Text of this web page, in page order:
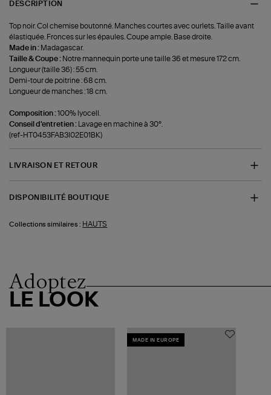
DESCRIPTION
Top noir. Col chemise boutonné. Manches courtes avec ourlets. Taille avant
élastiquée. Fronces sur les épaules. Coupe ample. Base droite.
Made in : Madagascar.
Taille & Coupe : Notre mannequin porte une taille 36 et mesure 172 cm.
Longueur (taille 36) : 55 cm.
Demi-tour de poitrine : 68 cm.
Longueur de manches : 18 cm.
Composition :100% lyocell.
Conseil d'entretien :
Lavage en machine à 30°.
(ref-HT0453FAB3I02E01BK)
LIVRAISON ET RETOUR
DISPONIBILITÉ BOUTIQUE
Collections similaires : HAUTS
Adoptez
LE LOOK
MADE IN EUROPE